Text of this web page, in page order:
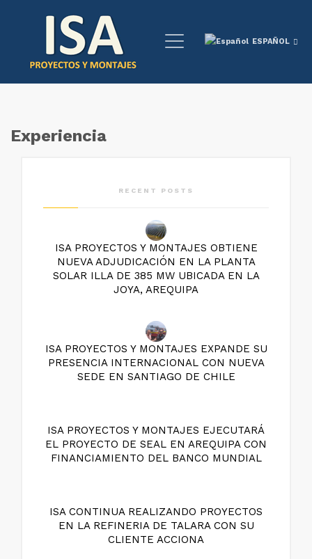
ESPAÑOL
Experiencia
RECENT POSTS
ISA PROYECTOS Y MONTAJES OBTIENE
NUEVA ADJUDICACIÓN EN LA PLANTA
SOLAR ILLA DE 385 MW UBICADA EN LA
JOYA, AREQUIPA
ISA PROYECTOS Y MONTAJES EXPANDE SU
PRESENCIA INTERNACIONAL CON NUEVA
SEDE EN SANTIAGO DE CHILE
ISA PROYECTOS Y MONTAJES EJECUTARÁ
EL PROYECTO DE SEAL EN AREQUIPA CON
FINANCIAMIENTO DEL BANCO MUNDIAL
ISA CONTINUA REALIZANDO PROYECTOS
EN LA REFINERIA DE TALARA CON SU
CLIENTE ACCIONA